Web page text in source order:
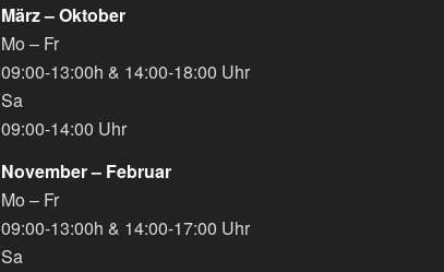
März – Oktober
Mo – Fr
09:00-13:00h & 14:00-18:00 Uhr
Sa
09:00-14:00 Uhr
November – Februar
Mo – Fr
09:00-13:00h & 14:00-17:00 Uhr
Sa